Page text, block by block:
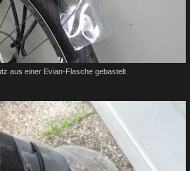
aus einer Evian-Flasche gebastelt